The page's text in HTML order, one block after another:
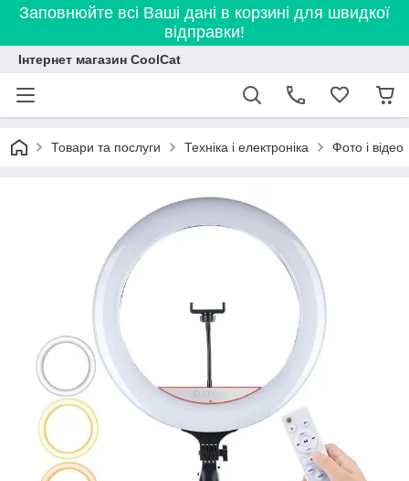
Заповнюйте всі Ваші дані в корзині для швидкої
відправки!
Інтернет магазин CoolCat
Товари та послуги Техніка і електроніка Фото і відео